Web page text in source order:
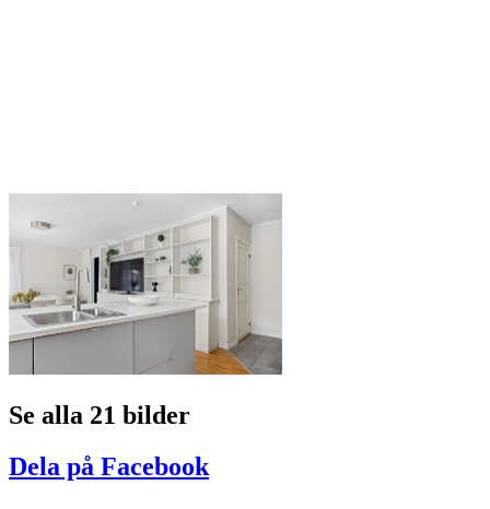
Se alla 21 bilder
Dela på Facebook